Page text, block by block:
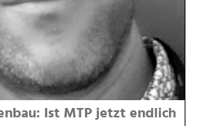
Ist MTP jetzt endlich